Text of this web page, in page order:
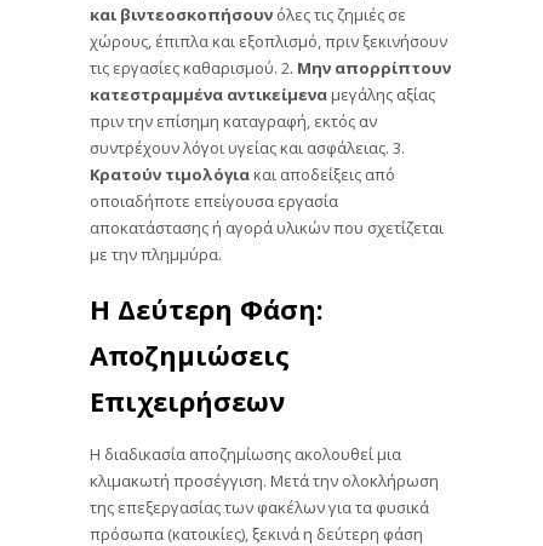
και βιντεοσκοπήσουν όλες τις ζημιές σε
χώρους, έπιπλα και εξοπλισμό, πριν ξεκινήσουν
τις εργασίες καθαρισμού. 2. Μην απορρίπτουν
κατεστραμμένα αντικείμεναμεγάλης αξίας
πριν την επίσημη καταγραφή, εκτός αν
συντρέχουν λόγοι υγείας και ασφάλειας. 3.
Κρατούν τιμολόγιακαι αποδείξεις από
οποιαδήποτε επείγουσα εργασία
αποκατάστασης ή αγορά υλικών που σχετίζεται
με την πλημμύρα.
Η Δεύτερη Φάση:
Αποζημιώσεις
Επιχειρήσεων
Η διαδικασία αποζημίωσης ακολουθεί μια
κλιμακωτή προσέγγιση. Μετά την ολοκλήρωση
της επεξεργασίας των φακέλων για τα φυσικά
πρόσωπα (κατοικίες), ξεκινά η δεύτερη φάση